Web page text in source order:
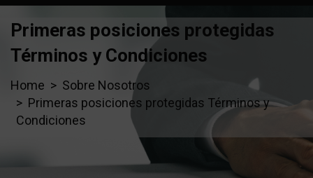
Primeras posiciones protegidas
Términos y Condiciones
Home
Sobre Nosotros
Primeras posiciones protegidas Términos y
Condiciones